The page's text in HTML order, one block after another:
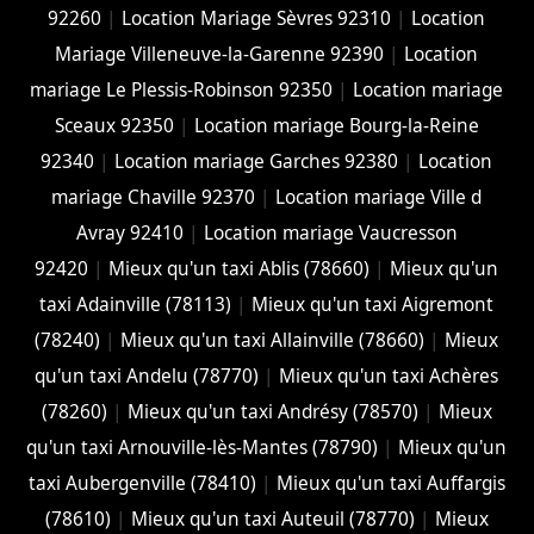
92260 | Location Mariage Sèvres 92310 | Location
Mariage Villeneuve-la-Garenne 92390 | Location
mariage Le Plessis-Robinson 92350 | Location mariage
Sceaux 92350 | Location mariage Bourg-la-Reine
92340 | Location mariage Garches 92380 | Location
mariage Chaville 92370 | Location mariage Ville d
Avray 92410 | Location mariage Vaucresson
92420 | Mieux qu'un taxi Ablis (78660) | Mieux qu'un
taxi Adainville (78113) | Mieux qu'un taxi Aigremont
(78240) | Mieux qu'un taxi Allainville (78660) | Mieux
qu'un taxi Andelu (78770) | Mieux qu'un taxi Achères
(78260) | Mieux qu'un taxi Andrésy (78570) | Mieux
qu'un taxi Arnouville-lès-Mantes (78790) | Mieux qu'un
taxi Aubergenville (78410) | Mieux qu'un taxi Auffargis
(78610) | Mieux qu'un taxi Auteuil (78770) | Mieux